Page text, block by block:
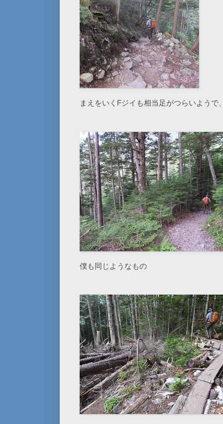
まえをいくFジイも相当足がつらいようで
僕も同じようなもの